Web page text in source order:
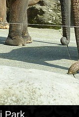
Park.